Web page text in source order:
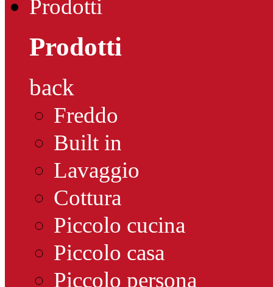
Prodotti
Prodotti
back
Freddo
Built in
Lavaggio
Cottura
Piccolo cucina
Piccolo casa
Piccolo persona